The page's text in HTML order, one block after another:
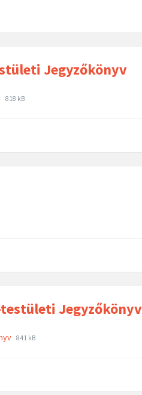
Jegyzőkönyv
818 kB
Jegyzőkönyv
841 kB